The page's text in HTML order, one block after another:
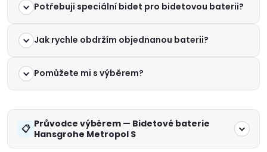
Potřebuji speciální bidet pro bidetovou baterii?
Jak rychle obdržím objednanou baterii?
Pomůžete mi s výběrem?
Průvodce výběrem — Bidetové baterie
Hansgrohe Metropol S